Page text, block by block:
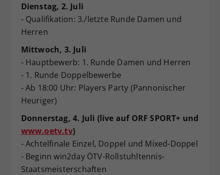
Dienstag, 2. Juli
- Qualifikation: 3./letzte Runde Damen und
Herren
Mittwoch, 3. Juli
- Hauptbewerb: 1. Runde Damen und Herren
- 1. Runde Doppelbewerbe
- Ab 18:00 Uhr: Players Party (Pannonischer
Heuriger)
Donnerstag, 4. Juli (live auf ORF SPORT+ und
www.oetv.tv)
- Achtelfinale Einzel, Doppel und Mixed-Doppel
- Beginn win2day ÖTV-Rollstuhltennis-
Staatsmeisterschaften